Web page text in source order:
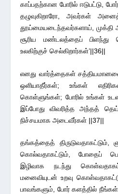
காப்பதற்கான போரில் ஈடுபட்டு,
தழுவுகிறாரோ, அவர்கள்
தூய்மையடைந்தவர்களாய், முக்தி
சூரிய மண்டலத்தைப்
உலகிற்குச் செல்கிறார்கள்’||36||
எனது வார்த்தைகள்
ஒளியாதீர்கள்; உங்கள்
கொள்ளுங்கள்; போரில் உங்கள்
இப்போது விவரித்த அந்தத்
நிச்சயமாக அடைவீர்கள் ||37||
தங்கத்தைத் திருடுவதாகட்டும்,
கொல்வதாகட்டும், போதைப்
இழிவாக நடந்து
மனைவியுடன் உறவு
பாவங்களும், போர் களத்தில் நீங்கள்